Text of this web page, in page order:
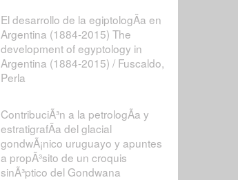
El desarrollo de la egiptologÃ­a en
Argentina (1884-2015) The
development of egyptology in
Argentina (1884-2015) / Fuscaldo,
Perla
ContribuciÃ³n a la petrologÃ­a y
estratigrafÃ­a del glacial
gondwÃ¡nico uruguayo y apuntes
a propÃ³sito de un croquis
sinÃ³ptico del Gondwana